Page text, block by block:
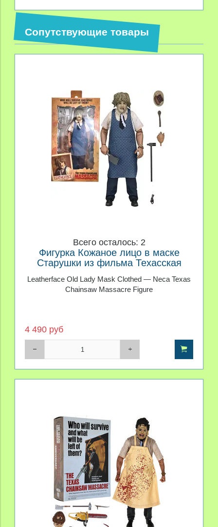
Сопутствующие товары
Всего осталось: 2
Фигурка Кожаное лицо в маске
Старушки из фильма Техасская
Leatherface Old Lady Mask Clothed — Neca Texas
Chainsaw Massacre Figure
4 490 руб